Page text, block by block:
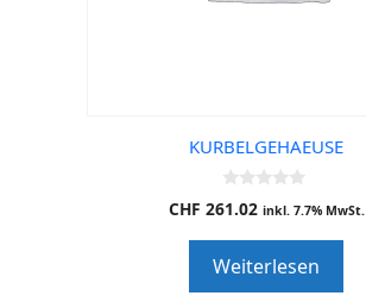
KURBELGEHAEUSE
0
o
o
f
5
CHF 261.02 inkl. 7.7% MwSt.
Weiterlesen